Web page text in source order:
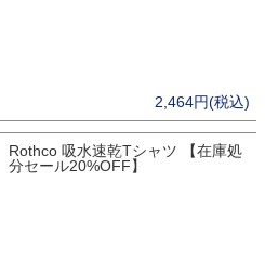
2,464円(税込)
Rothco 吸水速乾Tシャツ 【在庫処
分セール20%OFF】